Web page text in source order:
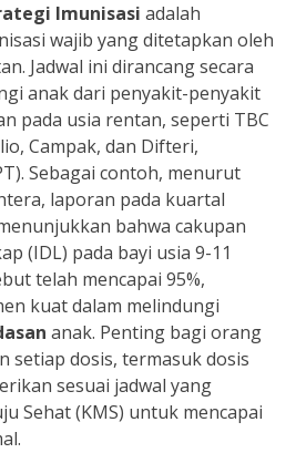
Imunisasi adalah
wajib yang ditetapkan oleh
Jadwal ini dirancang secara
anak dari penyakit-penyakit
pada usia rentan, seperti TBC
Campak, dan Difteri,
Sebagai contoh, menurut
laporan pada kuartal
bahwa cakupan
(IDL) pada bayi usia 9-11
telah mencapai 95%,
kuat dalam melindungi
anak. Penting bagi orang
setiap dosis, termasuk dosis
sesuai jadwal yang
Sehat (KMS) untuk mencapai